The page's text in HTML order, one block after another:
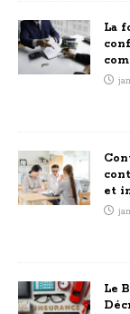
La
et
Le